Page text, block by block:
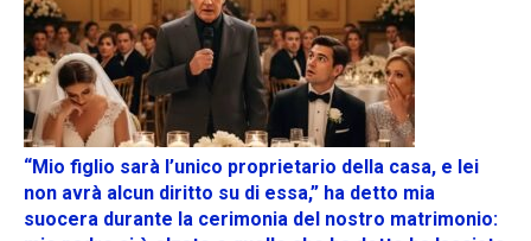
“Mio figlio sarà l’unico proprietario della casa, e lei
non avrà alcun diritto su di essa,” ha detto mia
suocera durante la cerimonia del nostro matrimonio: